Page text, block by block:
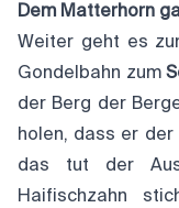
Dem Matterhorn
Weiter geht es
Gondelbahn zum
der Berg der
holen, dass er
das tut der
Haifischzahn